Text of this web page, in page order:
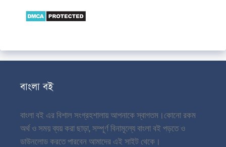
বাংলা বই
বাংলা বই এর বিশাল সংগ্রহশালায় আপনাকে স্বাগতম।কোনো রকম
অর্থ ও সময় ব্যয় করা ছাড়া, সম্পূর্ণ বিনামূল্যে বাংলা বই পড়তে ও
ডাউনলোড করতে পারবেন আমাদের এই সাইট থেকে।